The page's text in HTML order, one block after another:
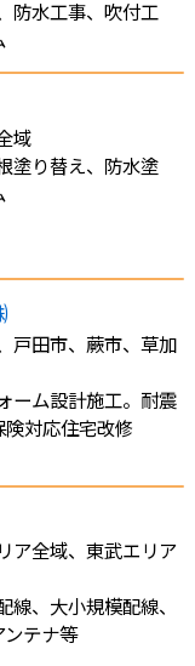
防水工事、吹付工
域
塗り替え、防水塗
戸田市、蕨市、草加
ーム設計施工。耐震
対応住宅改修
ア全域、東武エリア
線、大小規模配線、
テナ等